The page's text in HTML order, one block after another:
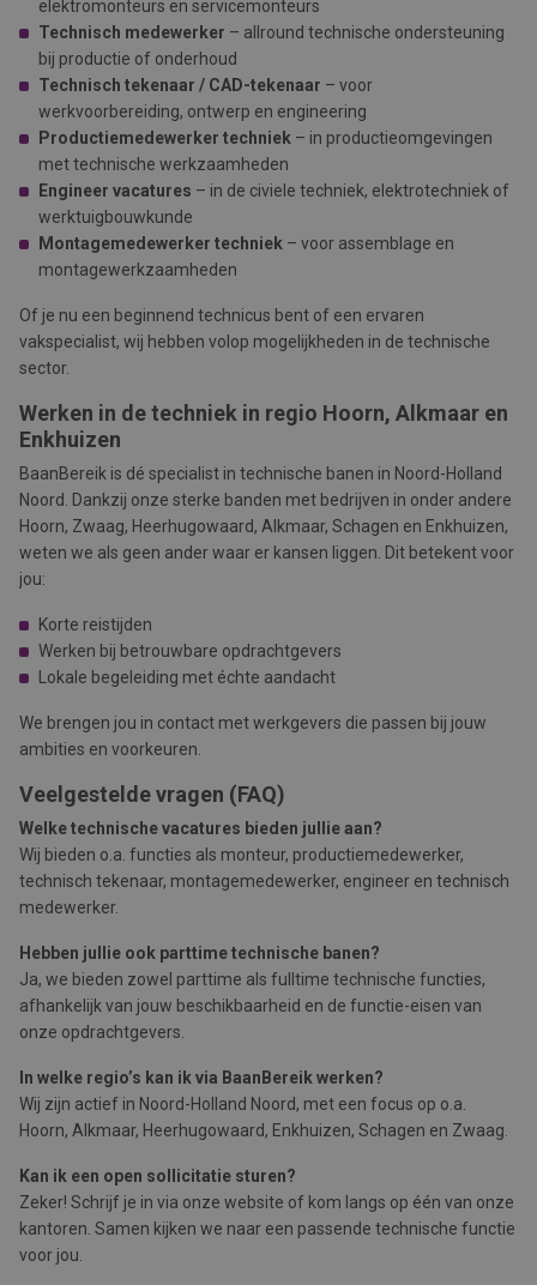
elektromonteurs en servicemonteurs
Technisch medewerker – allround technische ondersteuning
bij productie of onderhoud
Technisch tekenaar / CAD-tekenaar – voor
werkvoorbereiding, ontwerp en engineering
Productiemedewerker techniek – in productieomgevingen
met technische werkzaamheden
Engineer vacatures – in de civiele techniek, elektrotechniek of
werktuigbouwkunde
Montagemedewerker techniek – voor assemblage en
montagewerkzaamheden
Of je nu een beginnend technicus bent of een ervaren
vakspecialist, wij hebben volop mogelijkheden in de technische
sector.
Werken in de techniek in regio Hoorn, Alkmaar en
Enkhuizen
BaanBereik is dé specialist in technische banen in Noord-Holland
Noord. Dankzij onze sterke banden met bedrijven in onder andere
Hoorn, Zwaag, Heerhugowaard, Alkmaar, Schagen en Enkhuizen,
weten we als geen ander waar er kansen liggen. Dit betekent voor
jou:
Korte reistijden
Werken bij betrouwbare opdrachtgevers
Lokale begeleiding met échte aandacht
We brengen jou in contact met werkgevers die passen bij jouw
ambities en voorkeuren.
Veelgestelde vragen (FAQ)
Welke technische vacatures bieden jullie aan?
Wij bieden o.a. functies als monteur, productiemedewerker,
technisch tekenaar, montagemedewerker, engineer en technisch
medewerker.
Hebben jullie ook parttime technische banen?
Ja, we bieden zowel parttime als fulltime technische functies,
afhankelijk van jouw beschikbaarheid en de functie-eisen van
onze opdrachtgevers.
In welke regio’s kan ik via BaanBereik werken?
Wij zijn actief in Noord-Holland Noord, met een focus op o.a.
Hoorn, Alkmaar, Heerhugowaard, Enkhuizen, Schagen en Zwaag.
Kan ik een open sollicitatie sturen?
Zeker! Schrijf je in via onze website of kom langs op één van onze
kantoren. Samen kijken we naar een passende technische functie
voor jou.